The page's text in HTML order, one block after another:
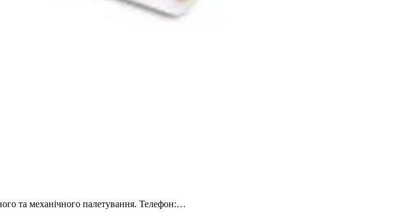
та механічного палетування. Телефон:…